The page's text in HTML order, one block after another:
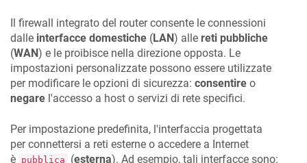
Il firewall integrato del router consente le connessioni
dalle interfacce domestiche (LAN) alle reti pubbliche
(WAN) e le proibisce nella direzione opposta. Le
impostazioni personalizzate possono essere utilizzate
per modificare le opzioni di sicurezza: consentire o
negare l'accesso a host o servizi di rete specifici.
Per impostazione predefinita, l'interfaccia progettata
per connettersi a reti esterne o accedere a Internet
è pubblica (esterna). Ad esempio, tali interfacce sono: